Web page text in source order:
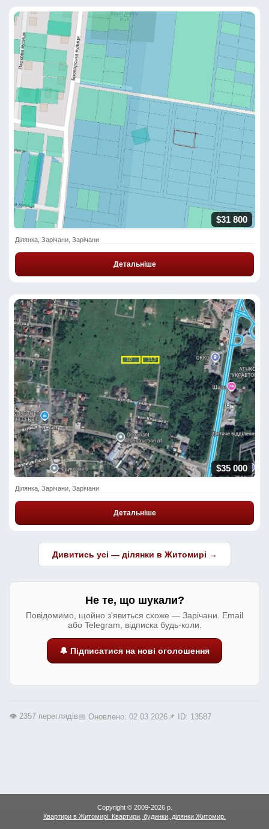
$31 800
Ділянка, Зарічани, Зарічани
Детальніше
$35 000
Ділянка, Зарічани, Зарічани
Детальніше
Дивитись усі — ділянки в Житомирі →
Не те, що шукали?
Повідомимо, щойно з'явиться схоже — Зарічани. Email
або Telegram, відписка будь-коли.
🔔 Підписатися на нові оголошення
👁️ 2357 переглядів📅 Оновлено: 02.03.2026📌 ID: 13587
Copyright © 2009-2026 р.
Квартири в Житомирі. Квартири, будинки, ділянки Житомир.